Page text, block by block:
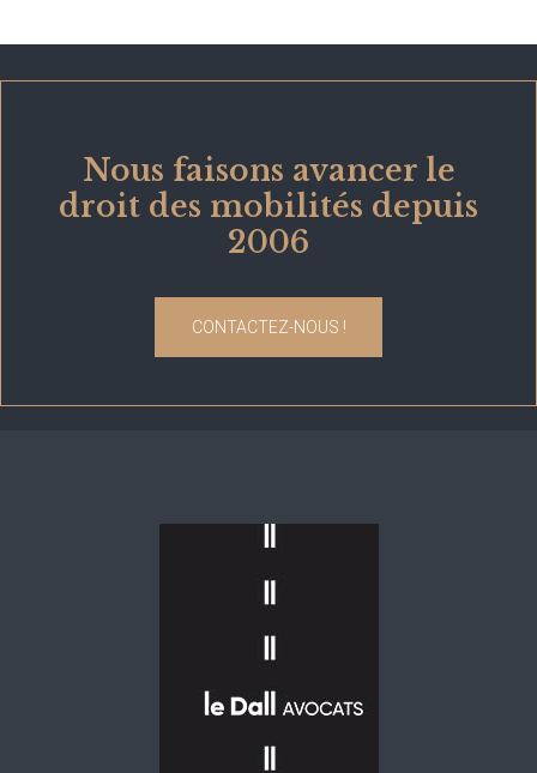
Nous faisons avancer le
droit des mobilités depuis
2006
CONTACTEZ-NOUS !